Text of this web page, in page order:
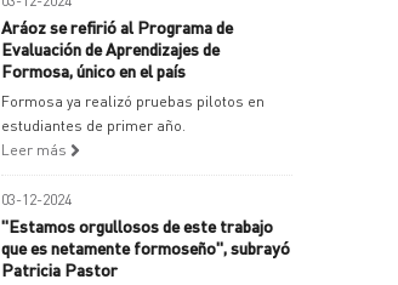
Aráoz se refirió al Programa de
Evaluación de Aprendizajes de
Formosa, único en el país
Formosa ya realizó pruebas pilotos en
estudiantes de primer año.
Leer más
03-12-2024
"Estamos orgullosos de este trabajo
que es netamente formoseño", subrayó
Patricia Pastor